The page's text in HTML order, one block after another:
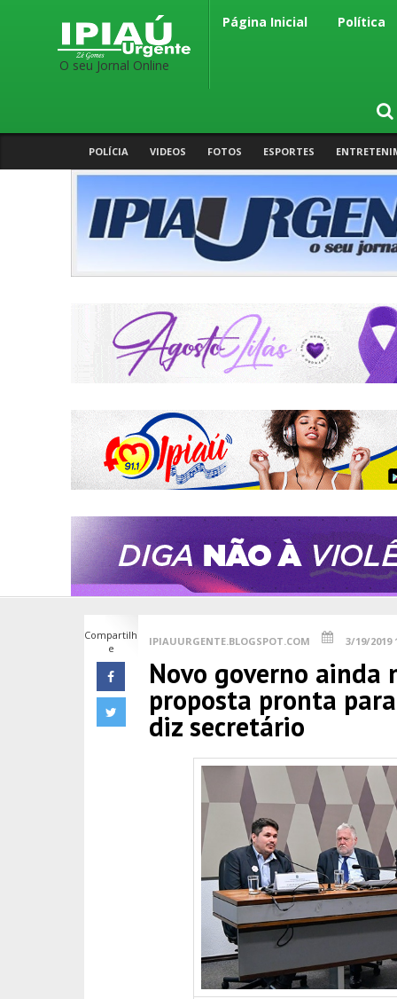
O seu Jornal Online
Página Inicial Política
POLÍCIA VIDEOS FOTOS ESPORTES
Compartilh
e
IPIAUURGENTE.BLOGSPOT.COM 3/19/2019
Novo governo ainda
proposta pronta
diz secretário